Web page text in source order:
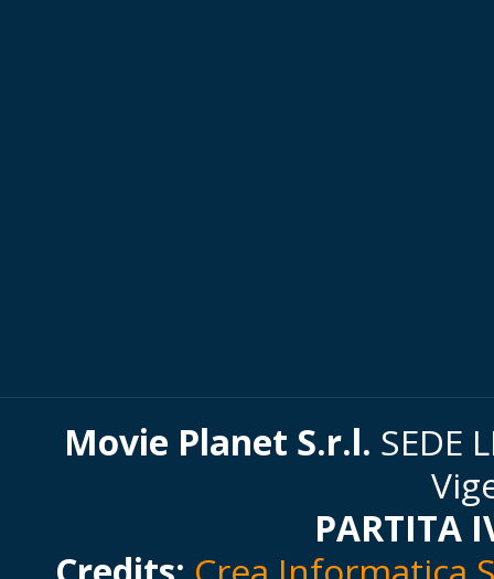
Movie Planet S.r.l. SEDE
PARTITA